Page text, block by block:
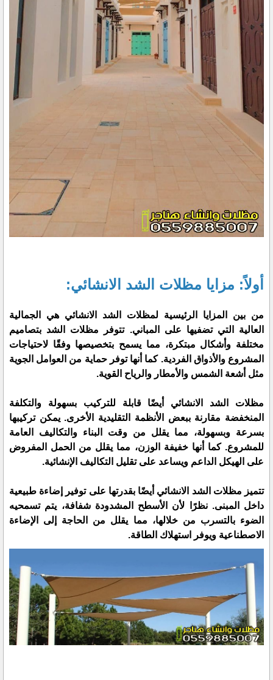
أولاً: مزايا مظلات الشد الانشائي:
من بين المزايا الرئيسية لمظلات الشد الانشائي هي الجمالية
العالية التي تضفيها على المباني. تتوفر مظلات الشد بتصاميم
مختلفة وأشكال مبتكرة، مما يسمح بتخصيصها وفقًا لاحتياجات
المشروع والأذواق الفردية. كما أنها توفر حماية من العوامل الجوية
مثل أشعة الشمس والأمطار والرياح القوية.
مظلات الشد الانشائي أيضًا قابلة للتركيب بسهولة والتكلفة
المنخفضة مقارنة ببعض الأنظمة التقليدية الأخرى. يمكن تركيبها
بسرعة وبسهولة، مما يقلل من وقت البناء والتكاليف العامة
للمشروع. كما أنها خفيفة الوزن، مما يقلل من الحمل المفروض
على الهيكل الداعم ويساعد على تقليل التكاليف الإنشائية.
تتميز مظلات الشد الانشائي أيضًا بقدرتها على توفير إضاءة طبيعية
داخل المبنى. نظرًا لأن الأسطح المشدودة شفافة، يتم تسمحيه
الضوء بالتسرب من خلالها، مما يقلل من الحاجة إلى الإضاءة
الاصطناعية ويوفر استهلاك الطاقة.